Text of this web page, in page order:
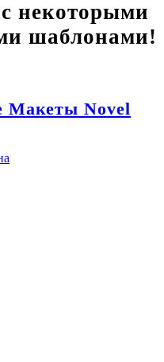
некоторыми
шаблонами!
Макеты Novel